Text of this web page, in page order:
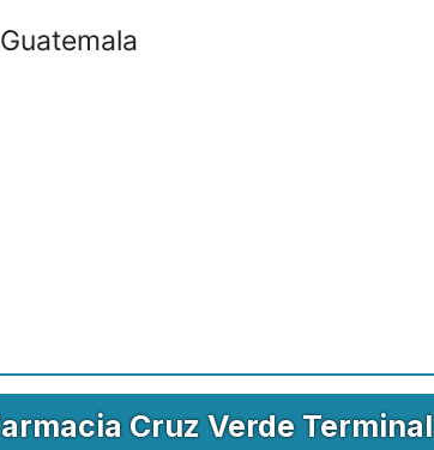
Cruz Verde Terminal